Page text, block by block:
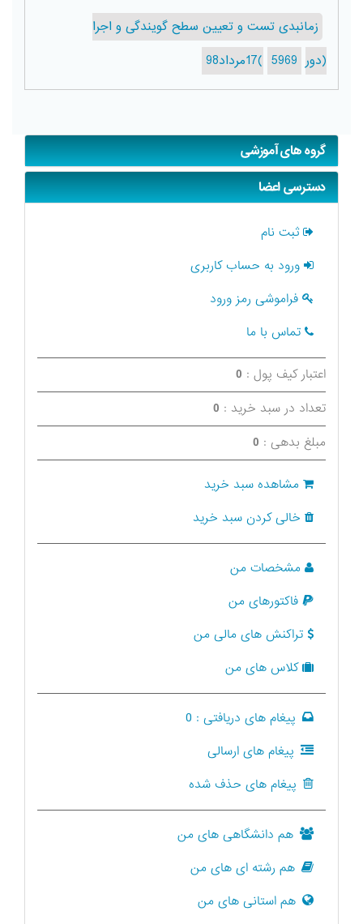
زمانبدی تست و تعیین سطح گویندگی و اجرا
(دور59 69)17مرداد98
گروه های آموزشی
دسترسی اعضا
ثبت نام
ورود به حساب کاربری
فراموشی رمز ورود
تماس با ما
اعتبار کیف پول : 0
تعداد در سبد خرید : 0
مبلغ بدهی : 0
مشاهده سبد خرید
خالی کردن سبد خرید
مشخصات من
فاکتورهای من
تراکنش های مالی من
کلاس های من
پیغام های دریافتی : 0
پیغام های ارسالی
پیغام های حذف شده
هم دانشگاهی های من
هم رشته ای های من
هم استانی های من